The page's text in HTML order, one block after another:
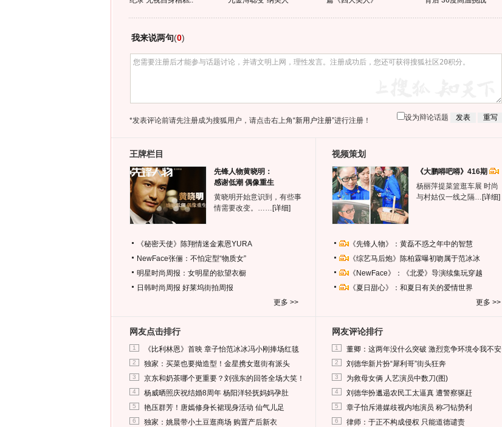
我来说两句(0)
*发表评论前请先注册成为搜狐用户，请点击右上角“新用户注册”进行注册！ 设为辩论话题
王牌栏目
先锋人物黄晓明：
感谢低潮 偶像重生
黄晓明开始意识到，有些事
情需要改变。…… [详细]
《秘密天使》陈翔情迷金素恩YURA
NewFace张俪：不怕定型“物质女”
明星时尚周报：女明星的欲望衣橱
日韩时尚周报 好莱坞街拍周报
更多 >>
视频策划
《大鹏嘚吧嘚》416期
杨丽萍提菜篮逛车展 时尚
与村姑仅一线之隔… [详细]
《先锋人物》：黄磊不惑之年中的智慧
《综艺马后炮》陈柏霖曝初吻属于范冰冰
《NewFace》：《北爱》导演续集玩穿越
《夏日甜心》：和夏日有关的爱情世界
更多 >>
网友点击排行
1 《比利林恩》首映 章子怡范冰冰冯小刚捧场红毯
2 独家：买菜也要拗造型！金星携女逛街有派头
3 京东和奶茶哪个更重要？刘强东的回答全场大笑！
4 杨威晒照庆祝结婚8周年 杨阳洋轻抚妈妈孕肚
5 艳压群芳！唐嫣修身长裙现身活动 仙气儿足
6 独家：姚晨带小土豆逛商场 购置产后新衣
网友评论排行
1 董卿：这两年没什么突破 激烈竞争环境令我不安
2 刘德华新片扮“犀利哥”街头狂奔
3 为救母女俩 人艺演员中数刀(图)
4 刘德华扮邋遢农民工太逼真 遭警察驱赶
5 章子怡斥港媒歧视内地演员 称刁钻势利
6 律师：于正不构成侵权 只能道德谴责